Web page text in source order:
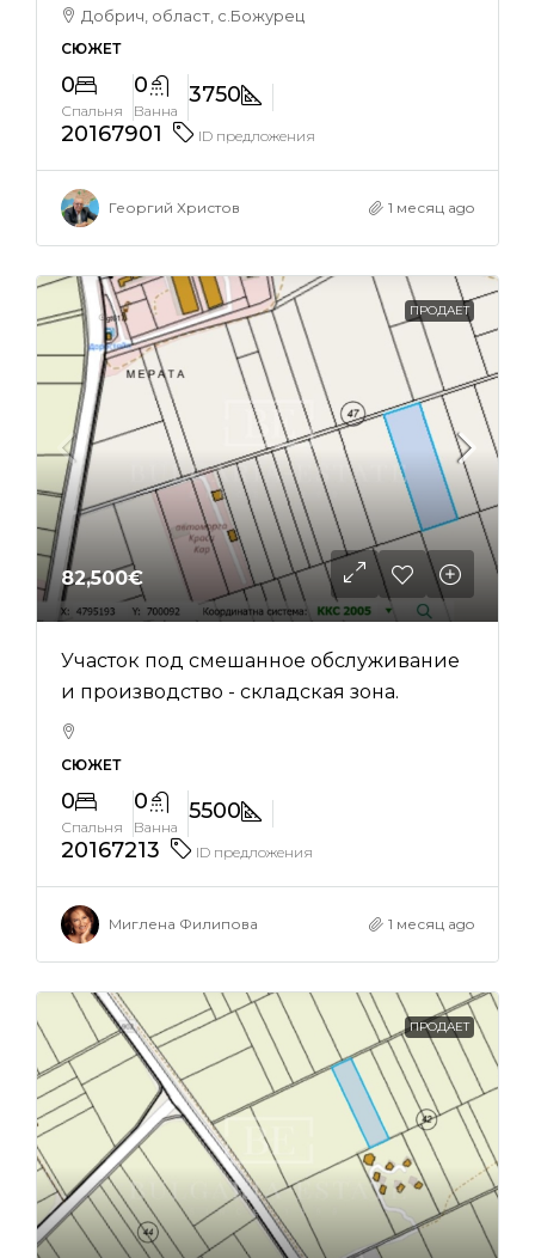
Добрич, област, с.Божурец
СЮЖЕТ
0
Спальня
0
Ванна
3750
20167901
ID предложения
Георгий Христов 1 месяц ago
ПРОДАЕТ
82,500€
Участок под смешанное обслуживание
и производство - складская зона.
СЮЖЕТ
0
Спальня
0
Ванна
5500
20167213
ID предложения
Миглена Филипова 1 месяц ago
ПРОДАЕТ